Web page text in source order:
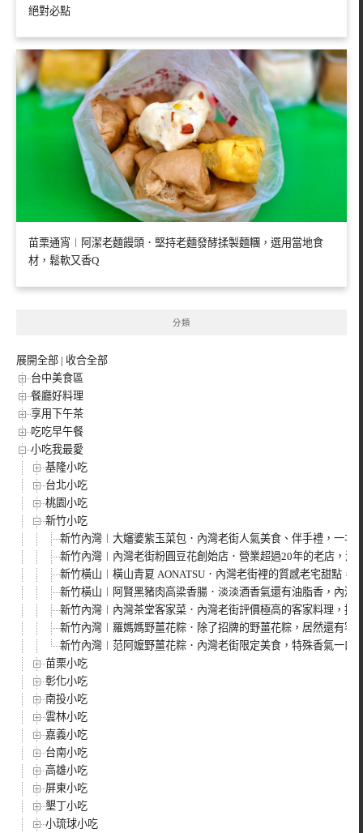
絕對必點
苗栗通宵︱阿潔老麵饅頭．堅持老麵發酵揉製麵糰，選用當地食
材，鬆軟又香Q
分類
展開全部 | 收合全部
台中美食區
餐廳好料理
享用下午茶
吃吃早午餐
小吃我最愛
基隆小吃
台北小吃
桃園小吃
新竹小吃
新竹內灣︱大嬸婆紫玉菜包．內灣老街人氣美食、伴手禮，一次
新竹內灣︱內灣老街粉圓豆花創始店．營業超過20年的老店，滿
新竹橫山︱橫山青夏 AONATSU．內灣老街裡的質感老宅甜點，
新竹橫山︱阿賢黑豬肉高梁香腸．淡淡酒香氣還有油脂香，內灣
新竹內灣︱內灣茶堂客家菜．內灣老街評價極高的客家料理，招
新竹內灣︱羅媽媽野薑花粽．除了招牌的野薑花粽，居然還有客
新竹內灣︱范阿嬤野薑花粽．內灣老街限定美食，特殊香氣一口
苗栗小吃
彰化小吃
南投小吃
雲林小吃
嘉義小吃
台南小吃
高雄小吃
屏東小吃
墾丁小吃
小琉球小吃